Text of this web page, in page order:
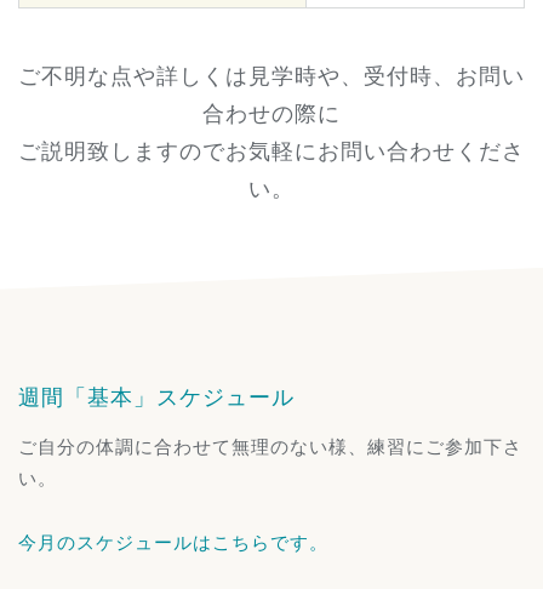
ご不明な点や詳しくは見学時や、受付時、お問い
合わせの際に
ご説明致しますのでお気軽にお問い合わせくださ
い。
週間「基本」スケジュール
ご自分の体調に合わせて無理のない様、練習にご参加下さ
い。
今月のスケジュールはこちらです。